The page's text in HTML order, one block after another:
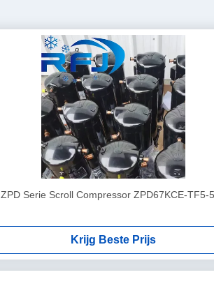
ZPD Serie Scroll Compressor ZPD67KCE-TF5-
Krijg Beste Prijs